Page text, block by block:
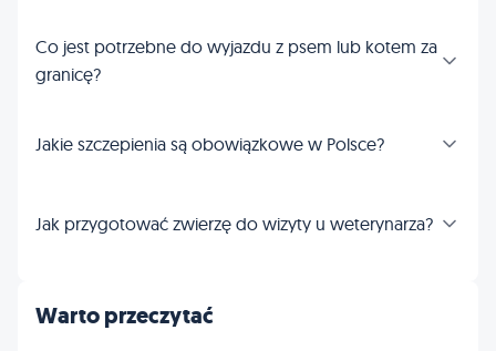
Co jest potrzebne do wyjazdu z psem lub kotem za
granicę?
Jakie szczepienia są obowiązkowe w Polsce?
Jak przygotować zwierzę do wizyty u weterynarza?
Warto przeczytać